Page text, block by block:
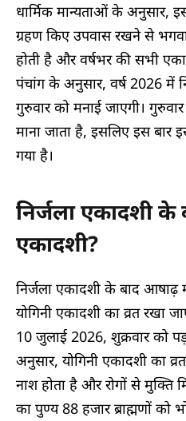
धार्मिक मान्यताओं के अनुसार,
ग्रहण किए उपवास रखने से
होती है और वर्षभर की सभी
पंचांग के अनुसार, वर्ष 2026 में
गुरुवार को मनाई जाएगी।
माना जाता है, इसलिए इस बार
गया है।
निर्जला एकादशी के
एकादशी?
निर्जला एकादशी के बाद
योगिनी एकादशी का व्रत रखा
10 जुलाई 2026, शुक्रवार को पड़
अनुसार, योगिनी एकादशी का
नाश होता है और रोगों से मुक्ति
का पुण्य 88 हजार ब्राह्मणों को